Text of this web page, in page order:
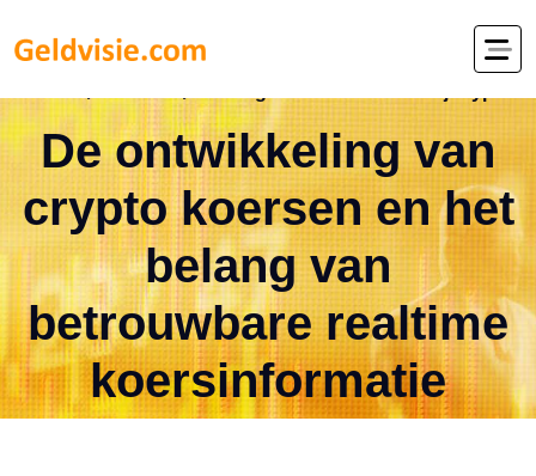
De ontwikkeling van
crypto koersen en het
belang van
betrouwbare realtime
koersinformatie